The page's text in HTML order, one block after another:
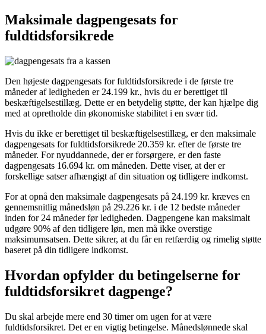
Maksimale dagpengesats for
fuldtidsforsikrede
Den højeste dagpengesats for fuldtidsforsikrede i de første tre
måneder af ledigheden er 24.199 kr., hvis du er berettiget til
beskæftigelsestillæg. Dette er en betydelig støtte, der kan hjælpe dig
med at opretholde din økonomiske stabilitet i en svær tid.
Hvis du ikke er berettiget til beskæftigelsestillæg, er den maksimale
dagpengesats for fuldtidsforsikrede 20.359 kr. efter de første tre
måneder. For nyuddannede, der er forsørgere, er den faste
dagpengesats 16.694 kr. om måneden. Dette viser, at der er
forskellige satser afhængigt af din situation og tidligere indkomst.
For at opnå den maksimale dagpengesats på 24.199 kr. kræves en
gennemsnitlig månedsløn på 29.226 kr. i de 12 bedste måneder
inden for 24 måneder før ledigheden. Dagpengene kan maksimalt
udgøre 90% af den tidligere løn, men må ikke overstige
maksimumsatsen. Dette sikrer, at du får en retfærdig og rimelig støtte
baseret på din tidligere indkomst.
Hvordan opfylder du betingelserne for
fuldtidsforsikret dagpenge?
Du skal arbejde mere end 30 timer om ugen for at være
fuldtidsforsikret. Det er en vigtig betingelse. Månedslønnede skal